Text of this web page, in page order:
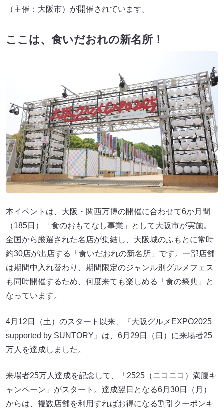
（主催：大阪市）が開催されています。
ここは、食いだおれの新名所！
本イベントは、大阪・関西万博の開催に合わせて6か月間
（185日）「食のおもてなし事業」として大阪市が実施。
全国から厳選された名店が集結し、大阪城のふもとに常時
約30店が出店する「食いだおれの新名所」です。一部店舗
は期間中入れ替わり、期間限定のジャンル別グルメフェス
も同時開催するため、何度来ても楽しめる「食の祭典」と
なっています。
4月12日（土）のスタート以来、『大阪グルメEXPO2025
supported by SUNTORY』は、6月29日（日）に来場者25
万人を達成しました。
来場者25万人達成を記念して、「2525（ニコニコ）満腹キ
ャンペーン」がスタート。達成翌日となる6月30日（月）
からは、複数店舗を利用すればお得になる割引クーポンキ